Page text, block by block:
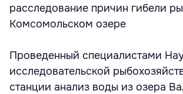
расследование причин гибели
Комсомольском озере
Проведенный специалистами
исследовательской
станции анализ воды из озера